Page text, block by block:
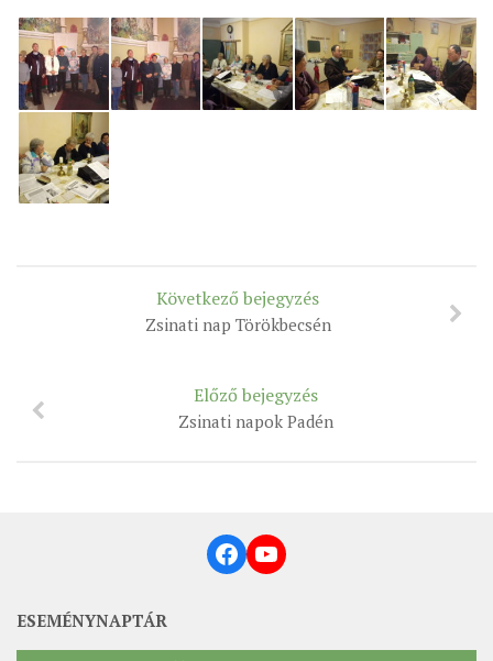
KÖZPONTI ESPERESSÉG
DÉLI ESPERESSÉG
ARCHÍVUM
ARCHÍV ÉLETKÉPEK
SZINÓDUS
ORGANIGRAMMA
ZSINAT MOTTÓJA, LOGÓJA
KOORDINÁLÓ BIZOTTSÁG
ZSINATI TAGOK
PASZTORÁLSZOCIOLÓGIAI FELMÉRÉS
„GYERMEKVÉDELMI” KIHÍVÁSOK KÁNONJOGI
MEGKÖZELÍTÉSBEN
Következő bejegyzés
Zsinati nap Törökbecsén
Előző bejegyzés
Zsinati napok Padén
Facebook
YouTube
ESEMÉNYNAPTÁR